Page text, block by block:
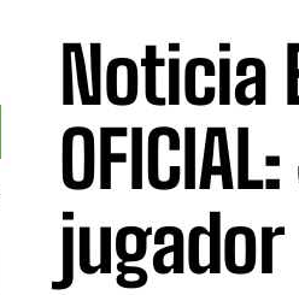
Noticia